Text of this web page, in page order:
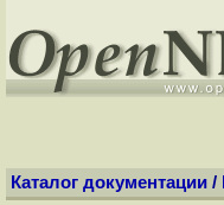
Каталог документации /